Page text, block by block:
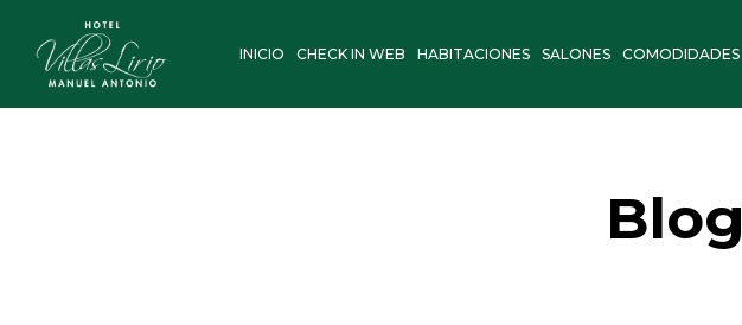
contenido
INICIO CHECK IN WEB HABITACIONES SALONES COMODIDADES
Blog